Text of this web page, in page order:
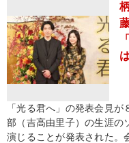
「光る君へ」の発表会見
部（吉高由里子）の生涯の
演じることが発表された。